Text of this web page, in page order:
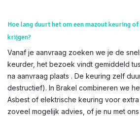
Hoe lang duurt het om een mazout keuring
krijgen?
Vanaf je aanvraag zoeken we je de
keurder, het bezoek vindt gemiddeld
na aanvraag plaats . De keuring zelf
destructief). In Brakel combineren we
Asbest of elektrische keuring voor
zoveel mogelijk advies, of je nu met